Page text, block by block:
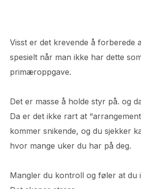
Visst er det krevende å forberede
spesielt når man ikke har dette
primæroppgave.
Det er masse å holde styr på. og
Da er det ikke rart at
kommer snikende, og du sjekker
hvor mange uker du har på deg.
Mangler du kontroll og føler at du